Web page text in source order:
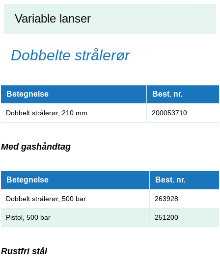
Variable lanser
Dobbelte strålerør
Betegnelse Best. nr.
Dobbelt strålerør, 210 mm 200053710
Med gashåndtag
Betegnelse Best. nr.
Dobbelt strålerør, 500 bar 263928
Pistol, 500 bar 251200
Rustfri stål